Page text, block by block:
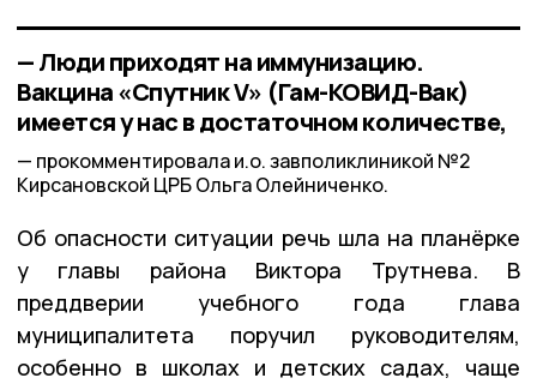
— Люди приходят на иммунизацию.
Вакцина «Спутник V» (Гам-КОВИД-Вак)
имеется у нас в достаточном количестве,
прокомментировала и.о. завполиклиникой №2
Кирсановской ЦРБ Ольга Олейниченко.
Об опасности ситуации речь шла на планёрке
у главы района Виктора Трутнева. В
преддверии учебного года глава
муниципалитета поручил руководителям,
особенно в школах и детских садах, чаще